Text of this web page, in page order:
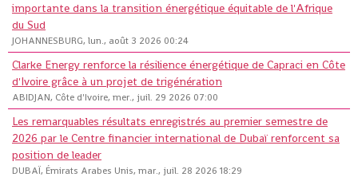
importante dans la transition énergétique équitable de l'Afrique
du Sud
JOHANNESBURG, lun., août 3 2026 00:24
Clarke Energy renforce la résilience énergétique de Capraci en Côte
d'Ivoire grâce à un projet de trigénération
ABIDJAN, Côte d'Ivoire, mer., juil. 29 2026 07:00
Les remarquables résultats enregistrés au premier semestre de
2026 par le Centre financier international de Dubaï renforcent sa
position de leader
DUBAÏ, Émirats Arabes Unis, mar., juil. 28 2026 18:29